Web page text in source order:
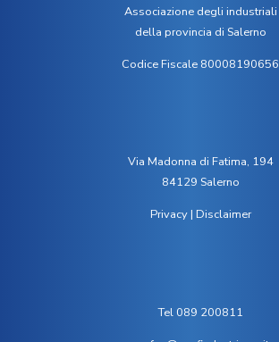
Associazione degli industriali
della provincia di Salerno
Codice Fiscale 80008190656
Via Madonna di Fatima, 194
84129 Salerno
Privacy| Disclaimer
Tel 089 200811